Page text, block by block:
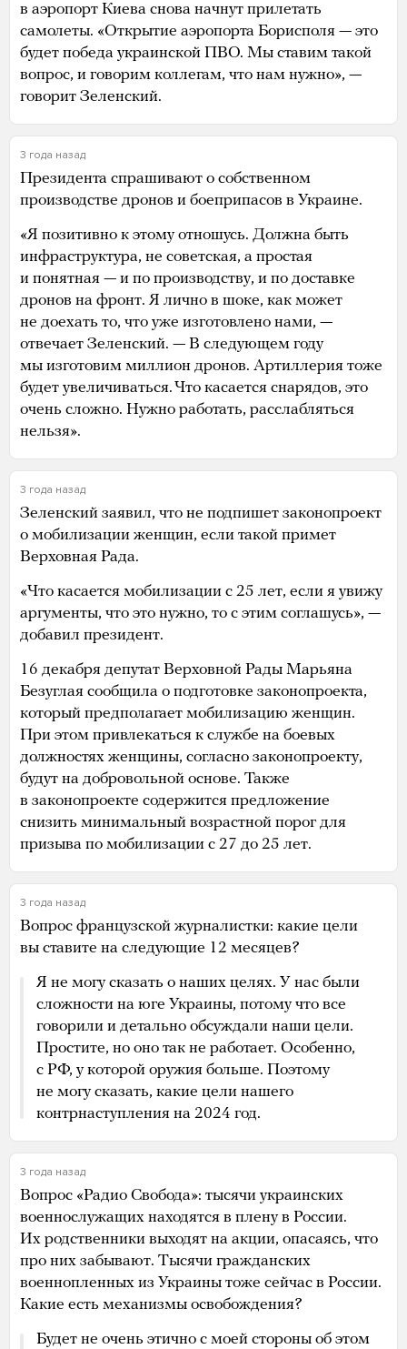
в аэропорт Киева снова начнут прилетать
самолеты. «Открытие аэропорта Борисполя — это
будет победа украинской ПВО. Мы ставим такой
вопрос, и говорим коллегам, что нам нужно», —
говорит Зеленский.
3 года назад
Президента спрашивают о собственном
производстве дронов и боеприпасов в Украине.
«Я позитивно к этому отношусь. Должна быть
инфраструктура, не советская, а простая
и понятная — и по производству, и по доставке
дронов на фронт. Я лично в шоке, как может
не доехать то, что уже изготовлено нами, —
отвечает Зеленский. — В следующем году
мы изготовим миллион дронов. Артиллерия тоже
будет увеличиваться. Что касается снарядов, это
очень сложно. Нужно работать, расслабляться
нельзя».
3 года назад
Зеленский заявил, что не подпишет законопроект
о мобилизации женщин, если такой примет
Верховная Рада.
«Что касается мобилизации с 25 лет, если я увижу
аргументы, что это нужно, то с этим соглашусь», —
добавил президент.
16 декабря депутат Верховной Рады Марьяна
Безуглая сообщила о подготовке законопроекта,
который предполагает мобилизацию женщин.
При этом привлекаться к службе на боевых
должностях женщины, согласно законопроекту,
будут на добровольной основе. Также
в законопроекте содержится предложение
снизить минимальный возрастной порог для
призыва по мобилизации с 27 до 25 лет.
3 года назад
Вопрос французской журналистки: какие цели
вы ставите на следующие 12 месяцев?
Я не могу сказать о наших целях. У нас были
сложности на юге Украины, потому что все
говорили и детально обсуждали наши цели.
Простите, но оно так не работает. Особенно,
с РФ, у которой оружия больше. Поэтому
не могу сказать, какие цели нашего
контрнаступления на 2024 год.
3 года назад
Вопрос «Радио Свобода»: тысячи украинских
военнослужащих находятся в плену в России.
Их родственники выходят на акции, опасаясь, что
про них забывают. Тысячи гражданских
военнопленных из Украины тоже сейчас в России.
Какие есть механизмы освобождения?
Будет не очень этично с моей стороны об этом